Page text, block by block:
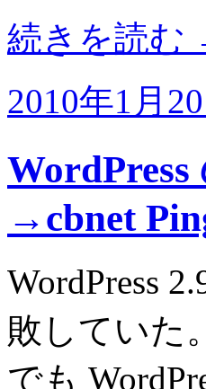
続きを読む
2010年1月20
→cbnet
WordPress
敗していた。
でも